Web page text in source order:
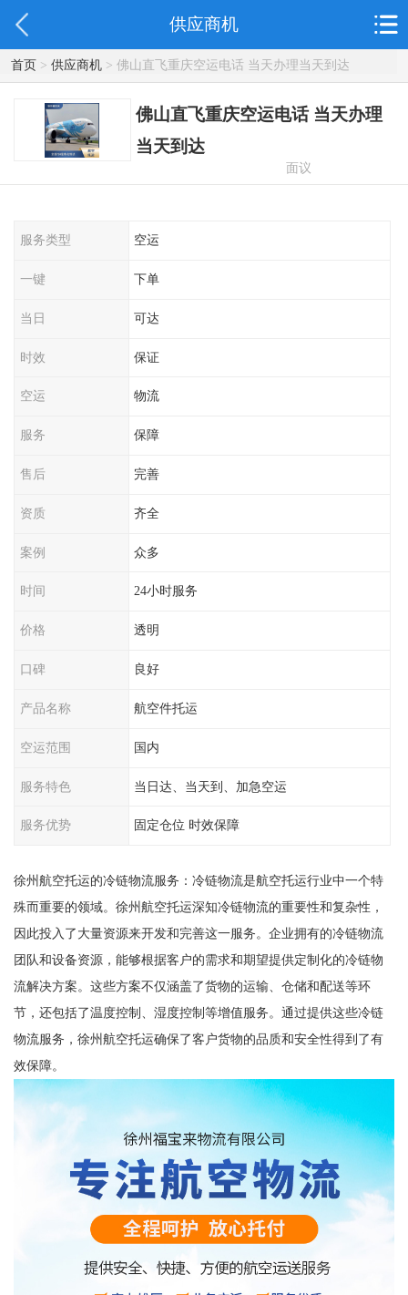
供应商机
首页> 供应商机> 佛山直飞重庆空运电话 当天办理当天到达
佛山直飞重庆空运电话 当天办理
当天到达
面议
服务类型 空运
一键 下单
当日 可达
时效 保证
空运 物流
服务 保障
售后 完善
资质 齐全
案例 众多
时间 24小时服务
价格 透明
口碑 良好
产品名称 航空件托运
空运范围 国内
服务特色 当日达、当天到、加急空运
服务优势 固定仓位 时效保障
徐州航空托运的冷链物流服务：冷链物流是航空托运行业中一个特
殊而重要的领域。徐州航空托运深知冷链物流的重要性和复杂性，
因此投入了大量资源来开发和完善这一服务。企业拥有的冷链物流
团队和设备资源，能够根据客户的需求和期望提供定制化的冷链物
流解决方案。这些方案不仅涵盖了货物的运输、仓储和配送等环
节，还包括了温度控制、湿度控制等增值服务。通过提供这些冷链
物流服务，徐州航空托运确保了客户货物的品质和安全性得到了有
效保障。